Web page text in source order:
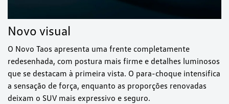
Novo visual
O Novo Taos apresenta uma frente completamente
redesenhada, com postura mais firme e detalhes luminosos
que se destacam à primeira vista. O para-choque intensifica
a sensação de força, enquanto as proporções renovadas
deixam o SUV mais expressivo e seguro.